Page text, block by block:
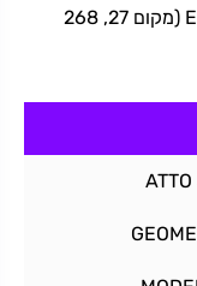
איוניק 6 (מקום 13, 703 מסירות) וקיה EV6 (מקום 27, 268